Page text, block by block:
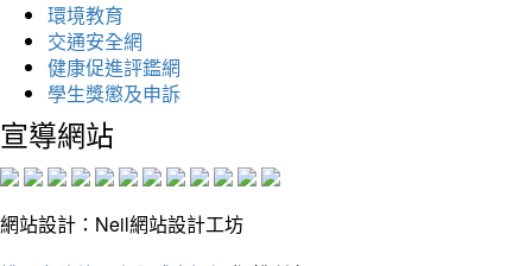
環境教育
交通安全網
健康促進評鑑網
學生獎懲及申訴
宣導網站
網站設計：Neil網站設計工坊